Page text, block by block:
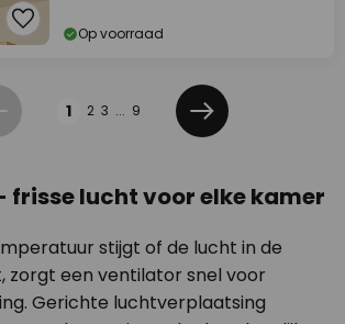
Op voorraad
Vorige 1 2 3 ... 9
Volgende
lucht voor elke kamer
stijgt of de lucht in de
zorgt een ventilator snel voor
Gerichte luchtverplaatsing